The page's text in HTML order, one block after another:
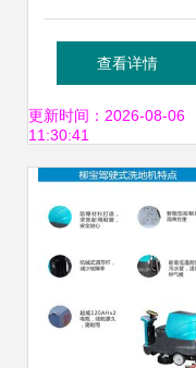
服务对企业有多重
要
查看详情
更新时间：2026-08-06
11:30:41